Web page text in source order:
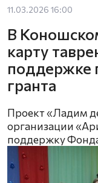
11.03.2026 16:00
В
карту
поддержке
гранта
Проект «Ладим
организации
поддержку